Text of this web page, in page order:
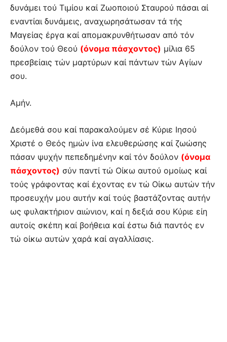
δυνάμει τού Τιμίου καί Ζωοποιού Σταυρού πάσαι αί
εναντίαι δυνάμεις, αναχωρησάτωσαν τά τής
Μαγείας έργα καί απομακρυνθήτωσαν από τόν
δούλον τού Θεού (όνομα πάσχοντος) μίλια 65
πρεσβείαις τών μαρτύρων καί πάντων τών Αγίων
σου.
Αμήν.
Δεόμεθά σου καί παρακαλούμεν σέ Κύριε Ιησού
Χριστέ ο Θεός ημών ίνα ελευθερώσης καί ζωώσης
πάσαν ψυχήν πεπεδημένην καί τόν δούλον (όνομα
πάσχοντος) σύν παντί τώ Οίκω αυτού ομοίως καί
τούς γράφοντας καί έχοντας εν τώ Οίκω αυτών τήν
προσευχήν μου αυτήν καί τούς βαστάζοντας αυτήν
ως φυλακτήριον αιώνιον, καί η δεξιά σου Κύριε είη
αυτοίς σκέπη καί βοήθεια καί έστω διά παντός εν
τώ οίκω αυτών χαρά καί αγαλλίασις.